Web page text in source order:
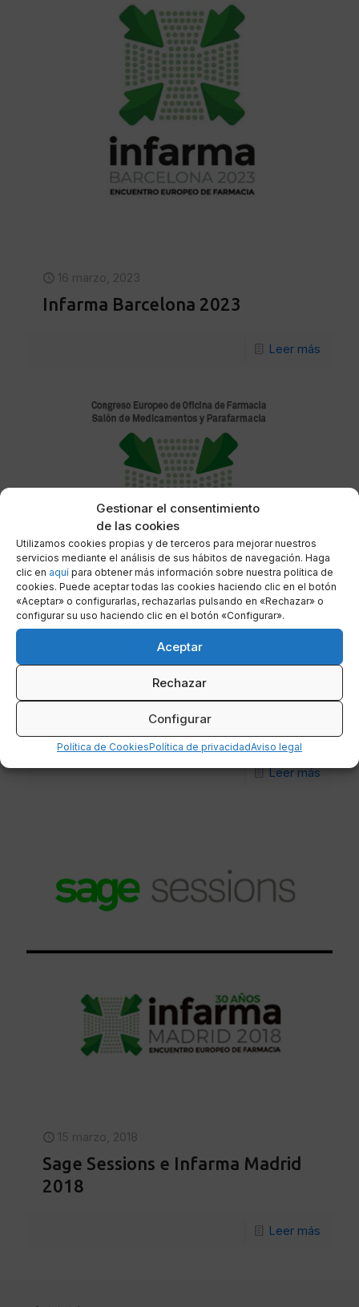
Gestionar el consentimiento
de las cookies
Utilizamos cookies propias y de terceros para mejorar nuestros
servicios mediante el análisis de sus hábitos de navegación. Haga
clic en aquí para obtener más información sobre nuestra política de
cookies. Puede aceptar todas las cookies haciendo clic en el botón
«Aceptar» o configurarlas, rechazarlas pulsando en «Rechazar» o
configurar su uso haciendo clic en el botón «Configurar».
Aceptar
Rechazar
Configurar
Política de CookiesPolítica de privacidadAviso legal
16 marzo, 2023
Infarma Barcelona 2023
Leer más
21 marzo, 2019
Infarma Barcelona 2019
Leer más
15 marzo, 2018
Sage Sessions e Infarma Madrid
2018
Leer más